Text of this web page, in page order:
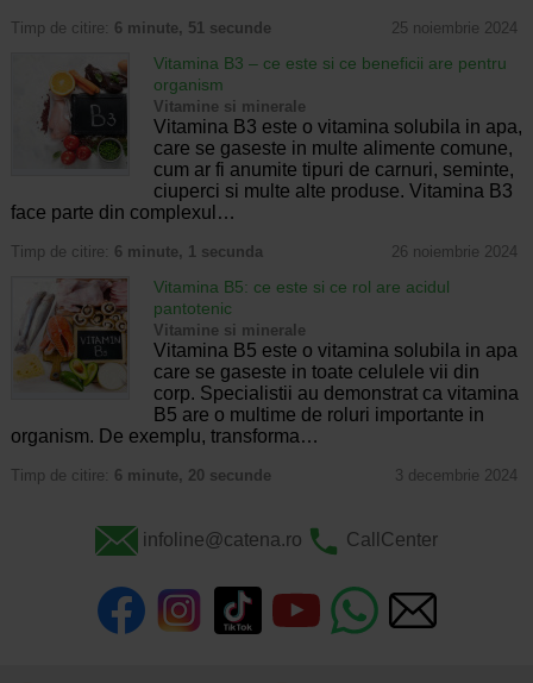
Timp de citire: 6 minute, 51 secunde 25 noiembrie 2024
Vitamina B3 – ce este si ce beneficii are pentru
organism
Vitamine si minerale
Vitamina B3 este o vitamina solubila in apa,
care se gaseste in multe alimente comune,
cum ar fi anumite tipuri de carnuri, seminte,
ciuperci si multe alte produse. Vitamina B3
face parte din complexul…
Timp de citire: 6 minute, 1 secunda 26 noiembrie 2024
Vitamina B5: ce este si ce rol are acidul
pantotenic
Vitamine si minerale
Vitamina B5 este o vitamina solubila in apa
care se gaseste in toate celulele vii din
corp. Specialistii au demonstrat ca vitamina
B5 are o multime de roluri importante in
organism. De exemplu, transforma…
Timp de citire: 6 minute, 20 secunde 3 decembrie 2024
infoline@catena.ro CallCenter